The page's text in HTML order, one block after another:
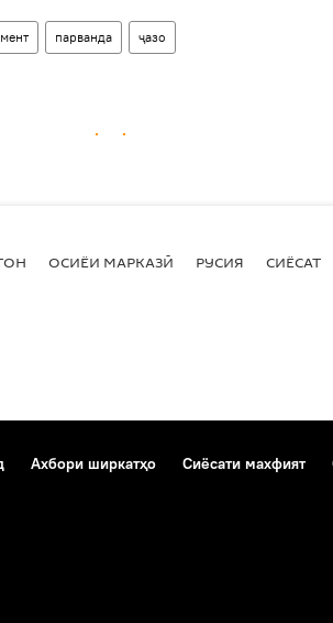
парванда ҷазо
ОСИЁИ МАРКАЗӢ РУСИЯ СИЁСАТ
Ахбори ширкатҳо Сиёсати махфият